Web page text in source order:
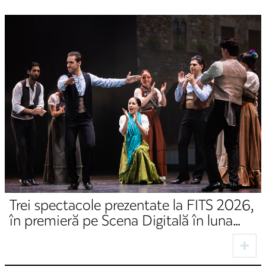
Trei spectacole prezentate la FITS 2026,
în premieră pe Scena Digitală în luna